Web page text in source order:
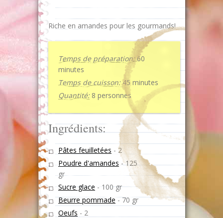
Riche en amandes pour les gourmands!
Temps de préparation:60
minutes
Temps de cuisson:45 minutes
Quantité: 8 personnes
Ingrédients:
Pâtes feuilletées - 2
Poudre d'amandes -125
gr
Sucre glace - 100 gr
Beurre pommade - 70 gr
Oeufs - 2